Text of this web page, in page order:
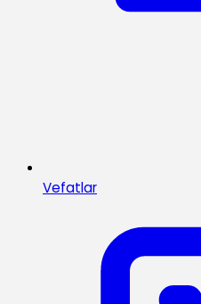
Vefatlar